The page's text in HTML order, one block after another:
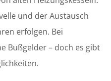
und der Austausch
erfolgen. Bei
Bußgelder – doch es gibt